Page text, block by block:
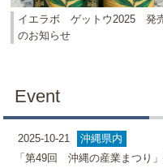
イエラボ ゲットウ2025 発
のお知らせ
Event
2025-10-21
沖縄県内
「第49回 沖縄の産業まつり」